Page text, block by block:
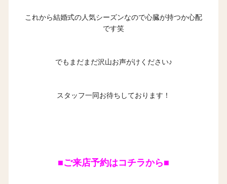
これから結婚式の人気シーズンなので心臓が持つか心配
です笑
でもまだまだ沢山お声がけください♪
スタッフ一同お待ちしております！
■ご来店予約はコチラから■